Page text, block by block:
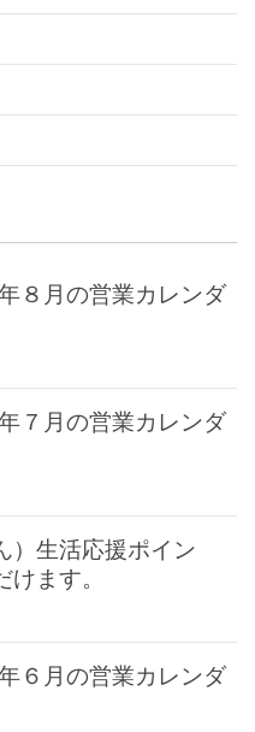
８月の営業カレンダ
７月の営業カレンダ
）生活応援ポイン
けます。
６月の営業カレンダ